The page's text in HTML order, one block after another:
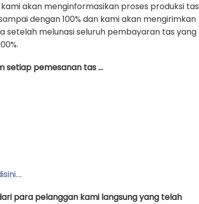
akan menginformasikan proses produksi tas
dengan 100% dan kami akan mengirimkan
setelah melunasi seluruh pembayaran tas yang
setiap pemesanan tas …
para pelanggan kami langsung yang telah